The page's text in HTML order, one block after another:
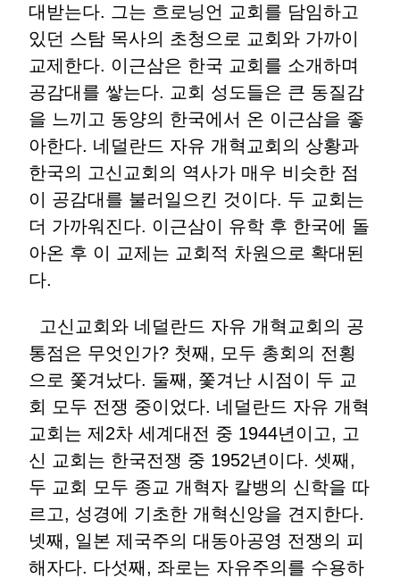
대받는다. 그는 흐로닝언 교회를 담임하고
있던 스탐 목사의 초청으로 교회와 가까이
교제한다. 이근삼은 한국 교회를 소개하며
공감대를 쌓는다. 교회 성도들은 큰 동질감
을 느끼고 동양의 한국에서 온 이근삼을 좋
아한다. 네덜란드 자유 개혁교회의 상황과
한국의 고신교회의 역사가 매우 비슷한 점
이 공감대를 불러일으킨 것이다. 두 교회는
더 가까워진다. 이근삼이 유학 후 한국에 돌
아온 후 이 교제는 교회적 차원으로 확대된
다.
고신교회와 네덜란드 자유 개혁교회의 공
통점은 무엇인가? 첫째, 모두 총회의 전횡
으로 쫓겨났다. 둘째, 쫓겨난 시점이 두 교
회 모두 전쟁 중이었다. 네덜란드 자유 개혁
교회는 제2차 세계대전 중 1944년이고, 고
신 교회는 한국전쟁 중 1952년이다. 셋째,
두 교회 모두 종교 개혁자 칼뱅의 신학을 따
르고, 성경에 기초한 개혁신앙을 견지한다.
넷째, 일본 제국주의 대동아공영 전쟁의 피
해자다. 다섯째, 좌로는 자유주의를 수용하